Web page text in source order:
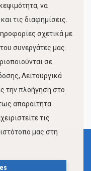
Δεδομένων
να
τις διαφημίσεις.
σχετικά με
συνεργάτες μας.
σε
Λειτουργικά
την πλοήγηση στο
απαραίτητα
τις
μας στη